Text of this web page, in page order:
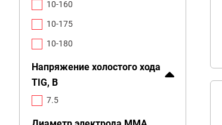
10-160
10-175
10-180
Напряжение холостого хода
TIG, В
7.5